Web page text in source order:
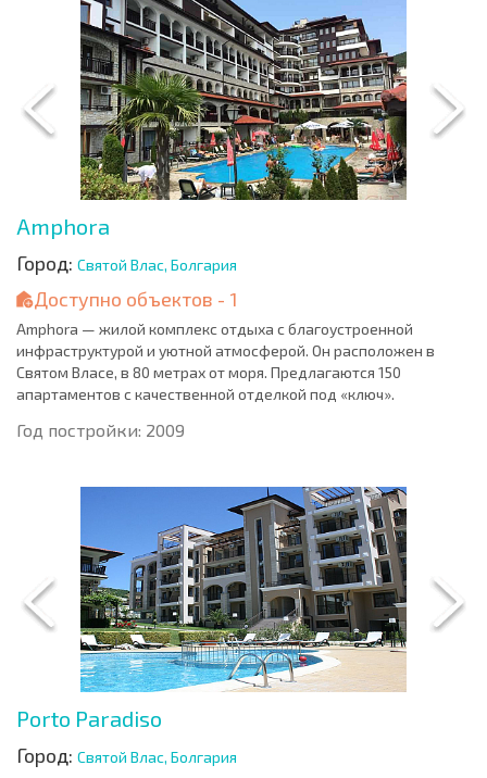
Amphora
Город: Святой Влас, Болгария
Доступно объектов - 1
Amphora — жилой комплекс отдыха с благоустроенной
инфраструктурой и уютной атмосферой. Он расположен в
Святом Власе, в 80 метрах от моря. Предлагаются 150
апартаментов с качественной отделкой под «ключ».
Год постройки: 2009
Porto Paradiso
Город: Святой Влас, Болгария